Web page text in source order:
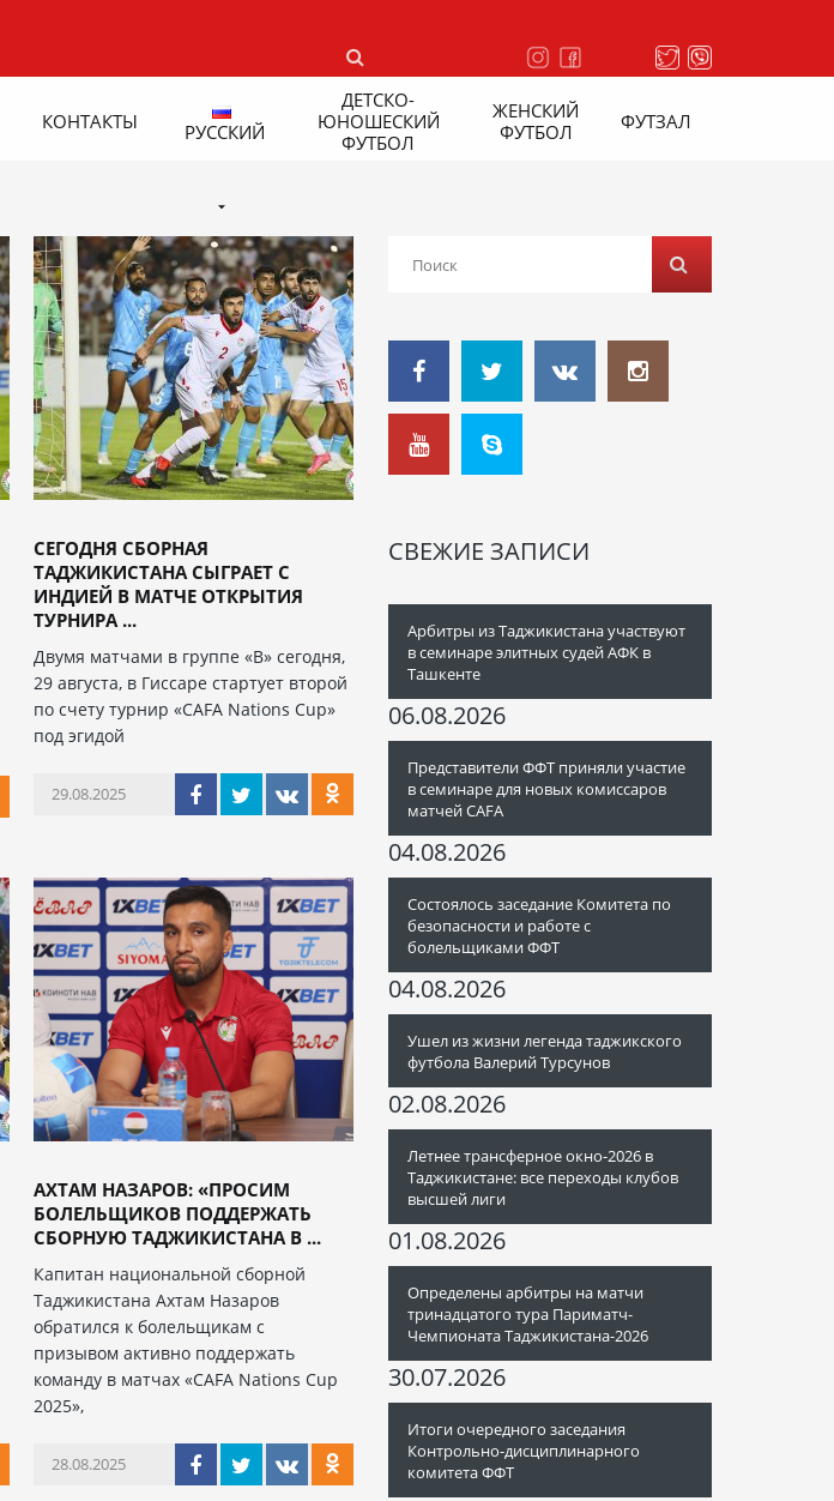
КОНТАКТЫ РУССКИЙ
ДЕТСКО-
ЮНОШЕСКИЙ
ФУТБОЛ
ЖЕНСКИЙ
ФУТБОЛ
ФУТЗАЛ
СЕГОДНЯ СБОРНАЯ
ТАДЖИКИСТАНА СЫГРАЕТ С
ИНДИЕЙ В МАТЧЕ ОТКРЫТИЯ
ТУРНИРА ...
Двумя матчами в группе «В» сегодня,
29 августа, в Гиссаре стартует второй
по счету турнир «CAFA Nations Cup»
под эгидой
29.08.2025
АХТАМ НАЗАРОВ: «ПРОСИМ
БОЛЕЛЬЩИКОВ ПОДДЕРЖАТЬ
СБОРНУЮ ТАДЖИКИСТАНА В ...
Капитан национальной сборной
Таджикистана Ахтам Назаров
обратился к болельщикам с
призывом активно поддержать
команду в матчах «CAFA Nations Cup
2025»,
28.08.2025
СВЕЖИЕ ЗАПИСИ
Арбитры из Таджикистана участвуют
в семинаре элитных судей АФК в
Ташкенте
06.08.2026
Представители ФФТ приняли участие
в семинаре для новых комиссаров
матчей CAFA
04.08.2026
Состоялось заседание Комитета по
безопасности и работе с
болельщиками ФФТ
04.08.2026
Ушел из жизни легенда таджикского
футбола Валерий Турсунов
02.08.2026
Летнее трансферное окно-2026 в
Таджикистане: все переходы клубов
высшей лиги
01.08.2026
Определены арбитры на матчи
тринадцатого тура Париматч-
Чемпионата Таджикистана-2026
30.07.2026
Итоги очередного заседания
Контрольно-дисциплинарного
комитета ФФТ